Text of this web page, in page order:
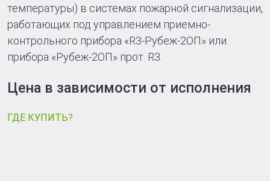
температуры) в системах пожарной сигнализации,
работающих под управлением приемно-
контрольного прибора «R3-Рубеж-2ОП» или
прибора «Рубеж-2ОП» прот. R3.
Цена в зависимости от исполнения
ГДЕ КУПИТЬ?